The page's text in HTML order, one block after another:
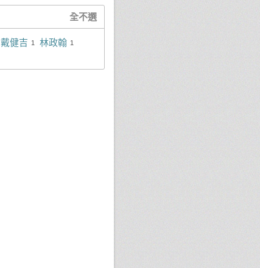
全不選
1
戴健吉 1
林政翰